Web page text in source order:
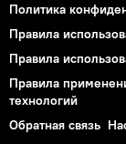
Политика
Правила
Правила
Правила
технологий
Обратная связь